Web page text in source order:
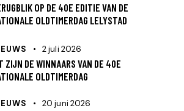
OP DE 40E EDITIE VAN DE
OLDTIMERDAG LELYSTAD
2 juli 2026
ZIJN DE WINNAARS VAN DE 40E
OLDTIMERDAG
20 juni 2026